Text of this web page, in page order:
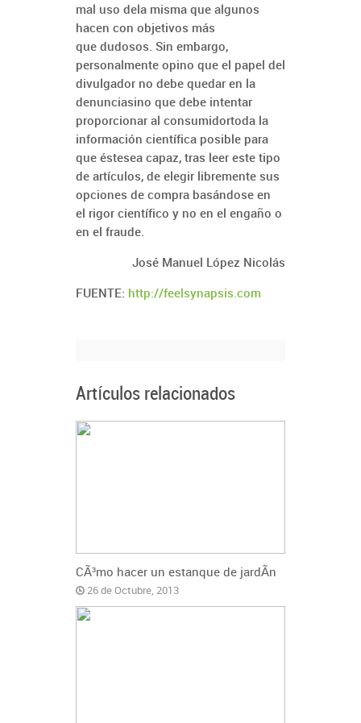
mal uso dela misma que algunos
hacen con objetivos más
que dudosos. Sin embargo,
personalmente opino que el papel del
divulgador no debe quedar en la
denunciasino que debe intentar
proporcionar al consumidortoda la
información científica posible para
que éstesea capaz, tras leer este tipo
de artículos, de elegir libremente sus
opciones de compra basándose en
el rigor científico y no en el engaño o
en el fraude.
José Manuel López Nicolás
FUENTE: http://feelsynapsis.com
Artículos relacionados
CÃ³mo hacer un estanque de jardÃ­n
26 de Octubre, 2013